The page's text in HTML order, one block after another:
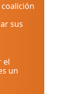
sus
el
un